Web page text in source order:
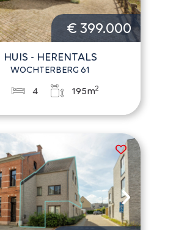
€ 399.000
HUIS - HERENTALS
WOCHTERBERG 61
4 195m2